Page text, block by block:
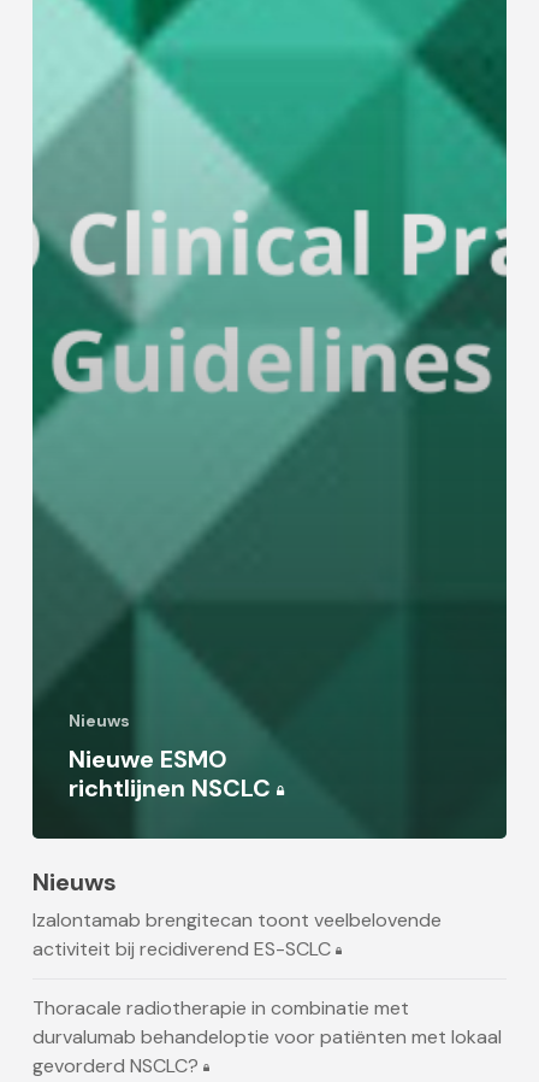
Nieuws
Nieuwe ESMO
richtlijnen NSCLC
Nieuws
Izalontamab brengitecan toont veelbelovende
activiteit bij recidiverend ES-SCLC
Thoracale radiotherapie in combinatie met
durvalumab behandeloptie voor patiënten met lokaal
gevorderd NSCLC?